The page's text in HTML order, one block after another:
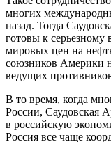
многих
назад. Тогда
готовы к
мировых цен на
союзников Америки
ведущих
В то время, когда
России, Саудовская
в российскую
Россия все чаще